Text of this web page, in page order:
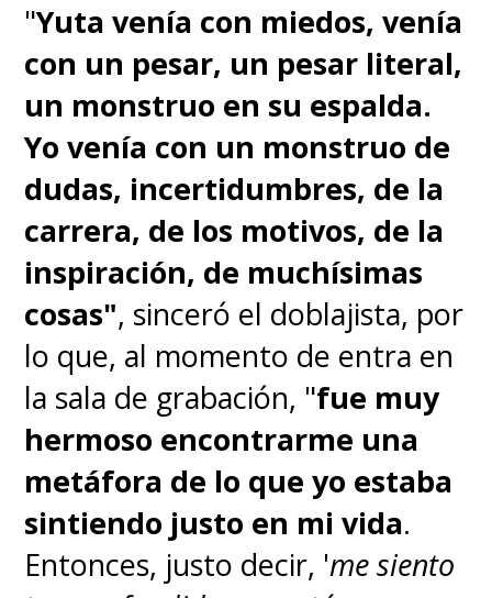
"Yuta venía con miedos, venía
con un pesar, un pesar literal,
un monstruo en su espalda.
Yo venía con un monstruo de
dudas, incertidumbres, de la
carrera, de los motivos, de la
inspiración, de muchísimas
cosas", sinceró el doblajista, por
lo que, al momento de entra en
la sala de grabación, "fue muy
hermoso encontrarme una
metáfora de lo que yo estaba
sintiendo justo en mi vida.
Entonces, justo decir, 'me siento